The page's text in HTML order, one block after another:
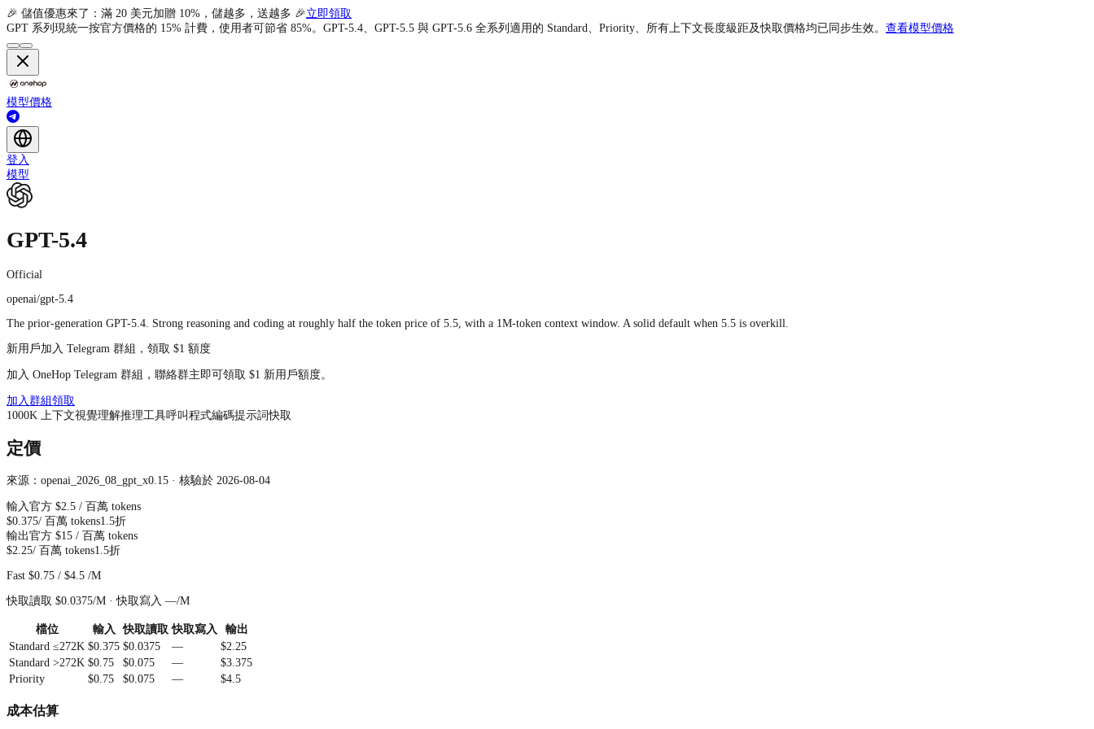
🎉 儲值優惠來了：滿 20 美元加贈 10%，儲越多，送越多 🎉立即領取
GPT 系列現統一按官方價格的 15% 計費，使用者可節省 85%。GPT-5.4、GPT-5.5 與 GPT-5.6 全系列適用的 Standard、Priority、所有上下文長度級距及快取價格均已同步生效。 查看模型價格
模型價格
登入
模型
GPT-5.4
Official
openai/gpt-5.4
The prior-generation GPT-5.4. Strong reasoning and coding at roughly half the token price of 5.5, with a 1M-token context window. A solid default when 5.5 is overkill.
新用戶加入 Telegram 群組，領取 $1 額度
加入 OneHop Telegram 群組，聯絡群主即可領取 $1 新用戶額度。
加入群組領取
1000K 上下文視覺理解推理工具呼叫 程式編碼提示詞快取
定價
來源：openai_2026_08_gpt_x0.15 · 核驗於 2026-08-04
輸入官方 $2.5 / 百萬 tokens
$0.375/ 百萬 tokens1.5折
輸出官方 $15 / 百萬 tokens
$2.25/ 百萬 tokens1.5折
Fast $0.75 / $4.5 /M
快取讀取 $0.0375/M ·快取寫入 —/M
檔位 輸入 快取讀取 快取寫入
輸出
Standard ≤272K $0.375 $0.0375 —
$2.25
Standard >272K $0.75 $0.075 —
$3.375
Priority
$0.75 $0.075 — $4.5
成本估算